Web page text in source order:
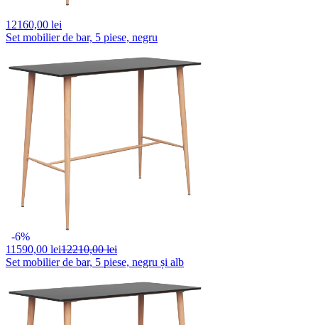
12160,00 lei
Set mobilier de bar, 5 piese, negru
-6%
11590,00 lei12210,00 lei
Set mobilier de bar, 5 piese, negru și alb